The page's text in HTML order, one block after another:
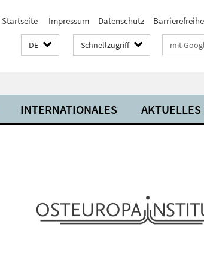
Startseite Impressum Datenschutz
DE Schnellzugriff
INTERNATIONALES AKTUELLES